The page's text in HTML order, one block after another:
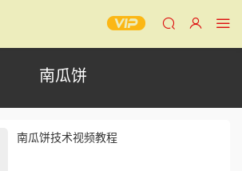
南瓜饼
南瓜饼技术视频教程